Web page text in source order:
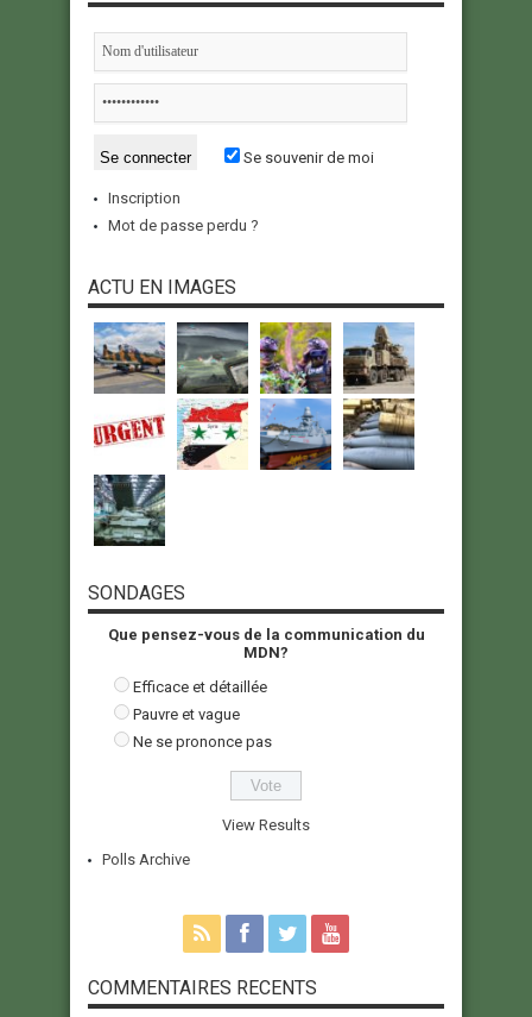
Se souvenir de moi
Inscription
Mot de passe perdu ?
ACTU EN IMAGES
SONDAGES
Que pensez-vous de la communication du
MDN?
Efficace et détaillée
Pauvre et vague
Ne se prononce pas
View Results
Polls Archive
COMMENTAIRES RECENTS